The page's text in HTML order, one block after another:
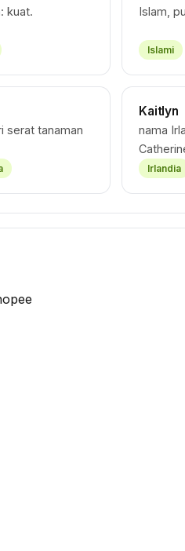
kuat.
Islam,
Islami
serat tanaman
Kaitlyn
nama
Irlandia